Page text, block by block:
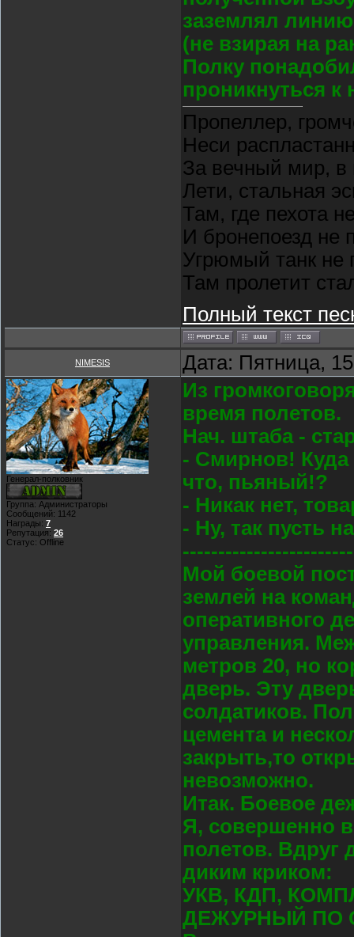
заземлял
(не взирая на
Полку
проникнуться
Пропеллер,
Неси
За вечный мир, в
Лети, стальная
Там, где пехота
И бронепоезд не
Угрюмый танк не
Там пролетит
Полный текст
NIMESIS Дата: Пятница,
Генерал-полковник
Группа: Администраторы
Сообщений: 1142
Награды: 7
Репутация: 26
Статус: Offline
Из
время полетов.
Нач. штаба -
- Смирнов! Куда
что, пьяный!?
- Никак нет,
- Ну, так пусть
Мой боевой
землей на
оперативного
управления.
метров 20, но
дверь. Эту
солдатиков.
цемента и
закрыть,то
невозможно.
Итак. Боевое
Я, совершенно
полетов. Вдруг
диким криком:
УКВ, КДП,
ДЕЖУРНЫЙ ПО